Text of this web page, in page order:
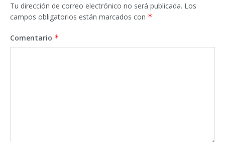
Tu dirección de correo electrónico no será publicada. Los
campos obligatorios están marcados con *
Comentario *